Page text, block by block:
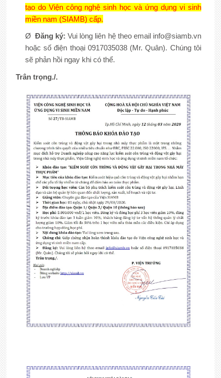
tạo do Viện công nghệ sinh học và ứng dụng vi sinh
miền nam (SIAMB) cấp.
Ø Đăng ký: Vui lòng liên hệ theo email info@siamb.vn
hoặc số điện thoại 0917035038 (Mr. Quân). Chúng tôi
sẽ phản hồi ngay khi có thể.
Trân trọng./.